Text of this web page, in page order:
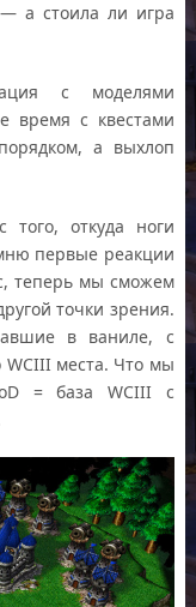
а стоила ли игра
с моделями
время с квестами
а выхлоп
откуда ноги
первые реакции
теперь мы сможем
точки зрения.
в ваниле, с
WCIII места. Что мы
= база WCIII с